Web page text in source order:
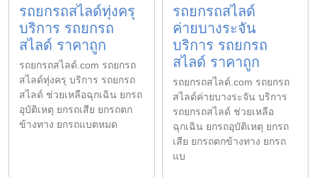
รถยกรถสไลด์ทุ่งครุ
บริการ รถยกรถ
สไลด์ ราคาถูก
รถยกรถสไลด์.com รถยกรถ
สไลด์ทุ่งครุ บริการ รถยกรถ
สไลด์ ช่วยเหลือฉุกเฉิน ยกรถ
อุบัติเหตุ ยกรถเสีย ยกรถตก
ข้างทาง ยกรถแบตหมด
รถยกรถสไลด์
ค่ายบางระจัน
บริการ รถยกรถ
สไลด์ ราคาถูก
รถยกรถสไลด์.com รถยกรถ
สไลด์ค่ายบางระจัน บริการ
รถยกรถสไลด์ ช่วยเหลือ
ฉุกเฉิน ยกรถอุบัติเหตุ ยกรถ
เสีย ยกรถตกข้างทาง ยกรถ
แบ